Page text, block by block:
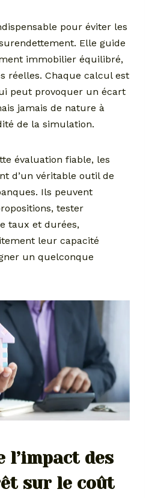
pour éviter les
Elle guide
immobilier équilibré,
réelles. Chaque calcul est
peut provoquer un écart
jamais de nature à
de la simulation.
évaluation fiable, les
d’un véritable outil de
Ils peuvent
tester
taux et durées,
leur capacité
un quelconque
l’impact des
sur le coût